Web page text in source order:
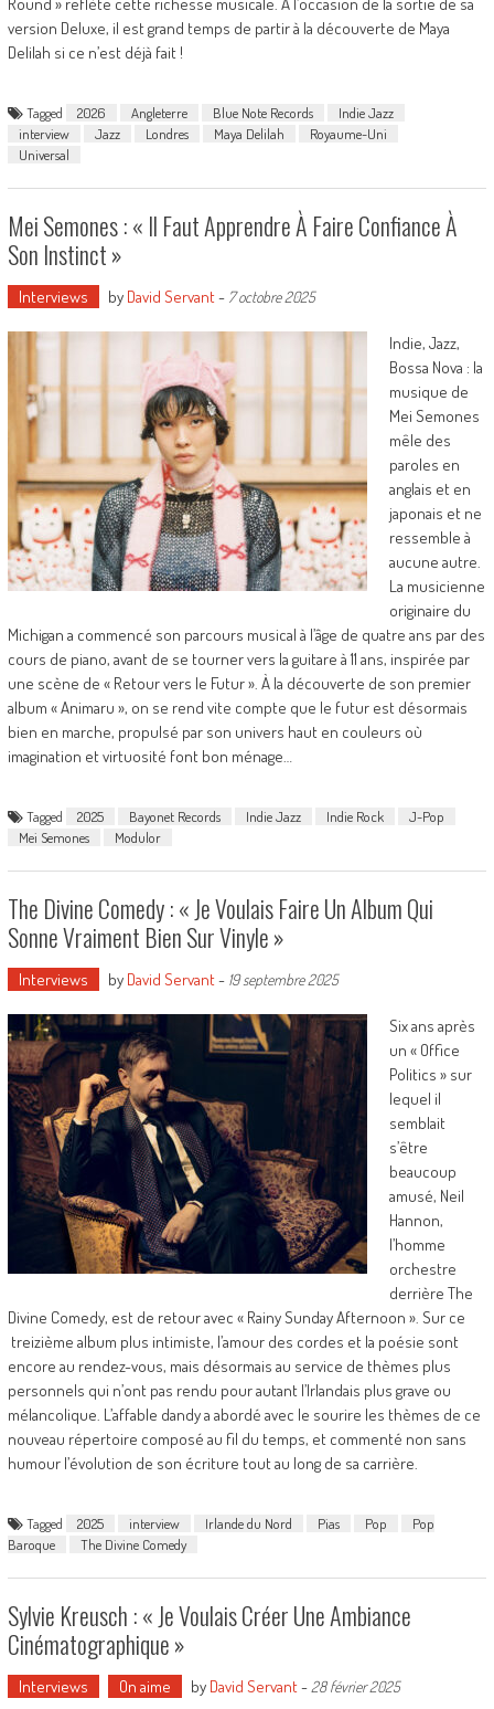
version Deluxe, il est grand temps de partir à la découverte de Maya
Delilah si ce n’est déjà fait !
Tagged 2026 Angleterre Blue Note Records
Indie Jazz
interview
Jazz Londres Maya Delilah
Royaume-Uni
Universal
Mei Semones : « Il Faut Apprendre À Faire Confiance À
Son Instinct »
Interviews by David Servant- 7 octobre 2025
Indie, Jazz,
Bossa Nova : la
musique de
Mei Semones
mêle des
paroles en
anglais et en
japonais et ne
ressemble à
aucune autre.
La musicienne
originaire du
Michigan a commencé son parcours musical à l’âge de quatre ans par des
cours de piano, avant de se tourner vers la guitare à 11 ans, inspirée par
une scène de « Retour vers le Futur ». À la découverte de son premier
album « Animaru », on se rend vite compte que le futur est désormais
bien en marche, propulsé par son univers haut en couleurs où
imagination et virtuosité font bon ménage…
Tagged 2025 Bayonet Records Indie Jazz Indie Rock
J-Pop
Mei Semones
Modulor
The Divine Comedy : « Je Voulais Faire Un Album Qui
Sonne Vraiment Bien Sur Vinyle »
Interviews by David Servant- 19 septembre 2025
Six ans après
un « Office
Politics » sur
lequel il
semblait
s’être
beaucoup
amusé, Neil
Hannon,
l’homme
orchestre
derrière The
Divine Comedy, est de retour avec « Rainy Sunday Afternoon ». Sur ce
treizième album plus intimiste, l’amour des cordes et la poésie sont
encore au rendez-vous, mais désormais au service de thèmes plus
personnels qui n’ont pas rendu pour autant l’Irlandais plus grave ou
mélancolique. L’affable dandy a abordé avec le sourire les thèmes de ce
nouveau répertoire composé au fil du temps, et commenté non sans
humour l’évolution de son écriture tout au long de sa carrière.
Tagged 2025 interview Irlande du Nord Pias Pop
Pop
Baroque
The Divine Comedy
Sylvie Kreusch : « Je Voulais Créer Une Ambiance
Cinématographique »
Interviews On aime by David Servant- 28 février 2025